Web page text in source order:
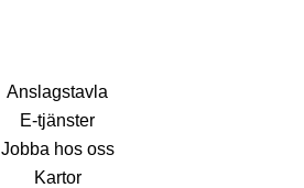
Anslagstavla
E-tjänster
Jobba hos oss
Kartor